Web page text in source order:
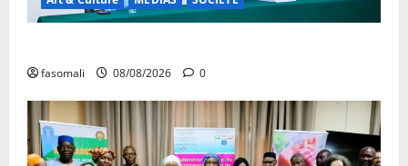
fasomali 08/08/2026 0